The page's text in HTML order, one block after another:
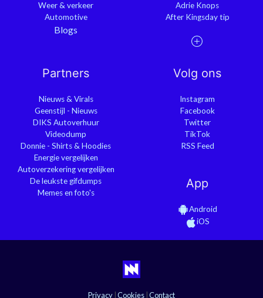
Weer & verkeer
Automotive
Blogs
Adrie Knops
After Kingsday tip
Partners
Nieuws & Virals
Geenstijl - Nieuws
DIKS Autoverhuur
Videodump
Donnie - Shirts & Hoodies
Energie vergelijken
Autoverzekering vergelijken
De leukste gifdumps
Memes en foto's
Volg ons
Instagram
Facebook
Twitter
TikTok
RSS Feed
App
Android
iOS
Privacy Cookies Contact